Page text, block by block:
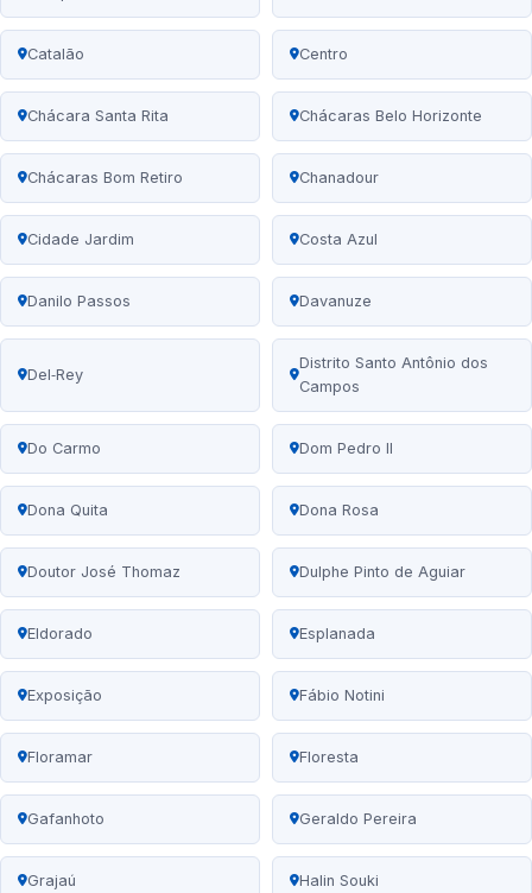
Catalão Centro
Chácara Santa Rita Chácaras Belo Horizonte
Chácaras Bom Retiro Chanadour
Cidade Jardim Costa Azul
Danilo Passos Davanuze
Del‑Rey
Distrito Santo Antônio dos
Campos
Do Carmo Dom Pedro II
Dona Quita Dona Rosa
Doutor José Thomaz Dulphe Pinto de Aguiar
Eldorado Esplanada
Exposição Fábio Notini
Floramar Floresta
Gafanhoto Geraldo Pereira
Grajaú Halin Souki